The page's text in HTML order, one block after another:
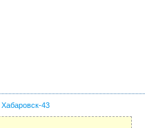
Хабаровск-43